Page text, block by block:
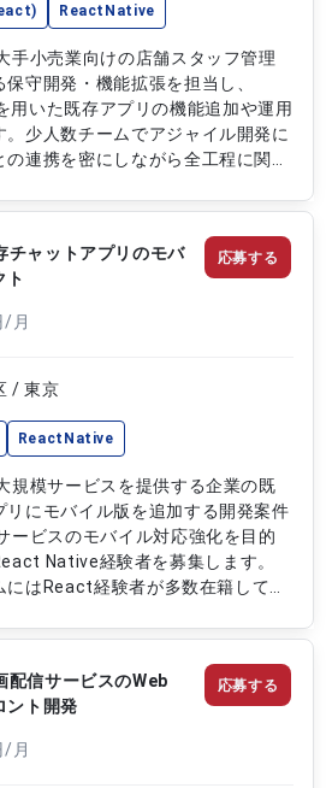
ReactNative
手小売業向けの店舗スタッフ管理
守開発・機能拡張を担当し、
用いた既存アプリの機能追加や運用
。少人数チームでアジャイル開発に
連携を密にしながら全工程に関わ
存機能の改修、バグ修正 ・Github
管理、プルリクエストによるレビュ
スト、結合テストの実施 ・リリー
後の運用保守
チャットアプリのモバ
ト
/月
/ 東京
ReactNative
規模サービスを提供する企業の既
リにモバイル版を追加する開発案件
ービスのモバイル対応強化を目的
Native経験者を募集します。
にはReact経験者が多数在籍してお
体制のもと、モバイルアプリ開発に
iOS両対応モバイルアプリ
フレームワークを用いたバッ
・保守 ・既存WEBチャットアプリ
必要に応じて他プロダクト開発へ
応募する
配信サービスのWeb
ント開発
/月
応募する